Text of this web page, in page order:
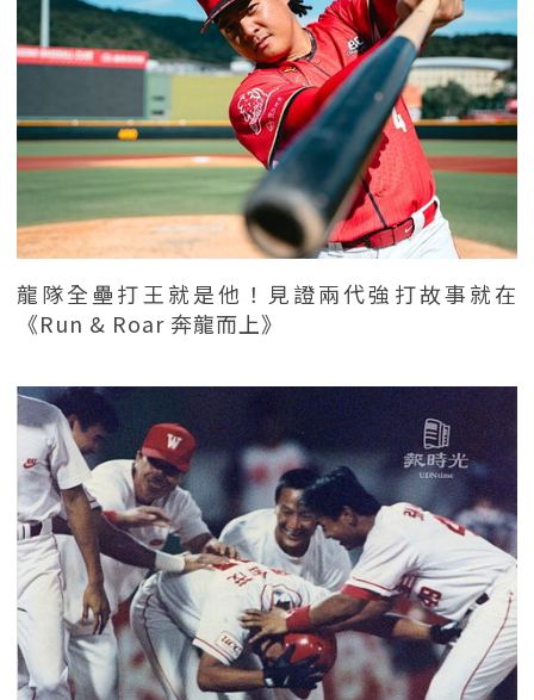
龍隊全壘打王就是他！見證兩代強打故事就在
《Run & Roar 奔龍而上》